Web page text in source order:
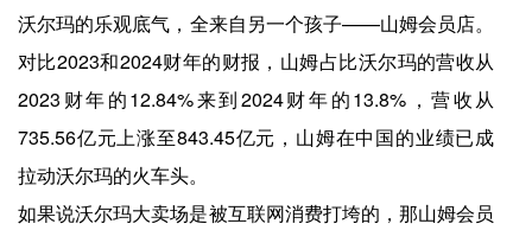
沃尔玛的乐观底气，全来自另一个孩子——山姆会员店。
对比2023和2024财年的财报，山姆占比沃尔玛的营收从
2023财年的12.84%来到2024财年的13.8%，营收从
735.56亿元上涨至843.45亿元，山姆在中国的业绩已成
拉动沃尔玛的火车头。
如果说沃尔玛大卖场是被互联网消费打垮的，那山姆会员